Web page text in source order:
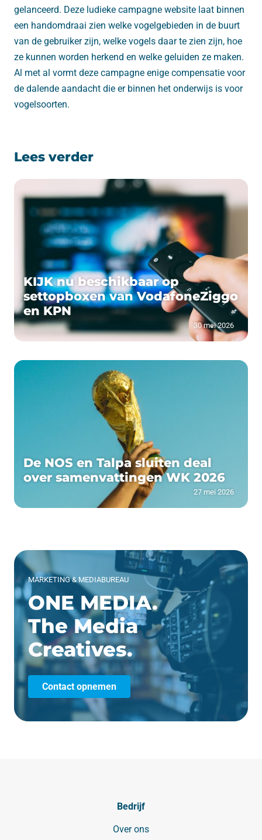
gelanceerd. Deze ludieke campagne website laat binnen
een handomdraai zien welke vogelgebieden in de buurt
van de gebruiker zijn, welke vogels daar te zien zijn, hoe
ze kunnen worden herkend en welke geluiden ze maken.
Al met al vormt deze campagne enige compensatie voor
de dalende aandacht die er binnen het onderwijs is voor
vogelsoorten.
Lees verder
KIJK nu beschikbaar op
settopboxen van VodafoneZiggo
en KPN
30 mei 2026
De NOS en Talpa sluiten deal
over samenvattingen WK 2026
27 mei 2026
MARKETING & MEDIABUREAU
ONE MEDIA.
The Media
Creatives.
Contact opnemen
Bedrijf
Over ons